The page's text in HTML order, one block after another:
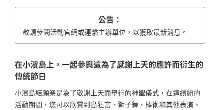
公告：
敬請參閱活動官網或連繫主辦單位，以獲取最新消息。
在小濱島上，一起參與這為了感謝上天的應許而衍生的
傳統節日
小濱島結願祭是為了敬謝上天而舉行的神聖儀式，在這繽紛的
活動期間，您可以欣賞到島狂言 、獅子舞、棒術和其他表演，